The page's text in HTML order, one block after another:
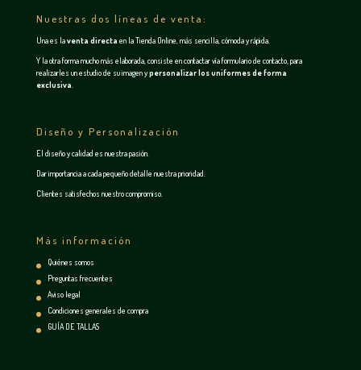
Nuestras dos líneas de venta:
Una es laventa directa en laTienda Online , más sencilla, cómoda y rápida.
Y la otra forma mucho más elaborada, consiste en contactar víaformulario de contacto, para
realizarles un estudio de su imagen ypersonalizar los uniformes de forma
exclusiva
Diseño y Personalización
El diseño y calidad es nuestra pasión.
Dar importancia a cada pequeño detalle nuestra prioridad.
Clientes satisfechos nuestro compromiso.
Más información
Quiénes somos
Preguntas frecuentes
Aviso legal
Condiciones generales de compra
GUÍA DE TALLAS